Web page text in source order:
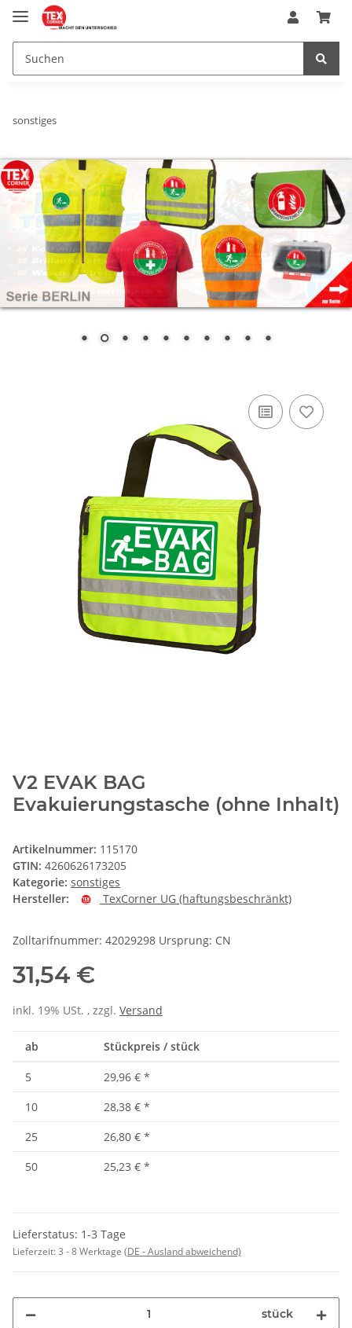
sonstiges
V2 EVAK BAG
Evakuierungstasche (ohne Inhalt)
Artikelnummer: 115170
GTIN: 4260626173205
Kategorie: sonstiges
Hersteller:
TexCorner UG (haftungsbeschränkt)
Zolltarifnummer: 42029298 Ursprung: CN
31,54 €
inkl. 19% USt. , zzgl. Versand
ab Stückpreis / stück
5 29,96 € *
10
28,38 € *
25
26,80 € *
50
25,23 € *
Lieferstatus: 1-3 Tage
Lieferzeit:3 - 8 Werktage (DE - Ausland abweichend)
stück